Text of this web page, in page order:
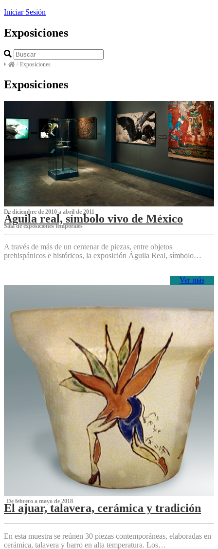
Iniciar Sesión
Exposiciones
/ Exposiciones
Exposiciones
De diciembre de 2010 a abril de 2011
Águila real, símbolo vivo de México
Sala de exposiciones temporales
A través de más de un centenar de piezas, entre objetos
prehispánicos e históricos, la exposición Águila Real, símbolo…
Ver más
‌ De febrero a mayo de 2018
El ajuar, talavera, cerámica y tradición
‌
En esta muestra se reúnen 30 piezas contemporáneas, elaboradas en
cerámica, talavera y barro en alta temperatura. Los…